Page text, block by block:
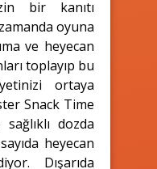
bir kanıtı
oyuna
ve heyecan
toplayıp bu
ortaya
Snack Time
dozda
heyecan
Dışarıda